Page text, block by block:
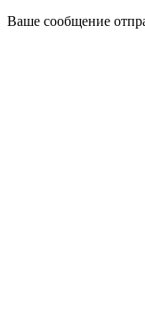
Ваше сообщение